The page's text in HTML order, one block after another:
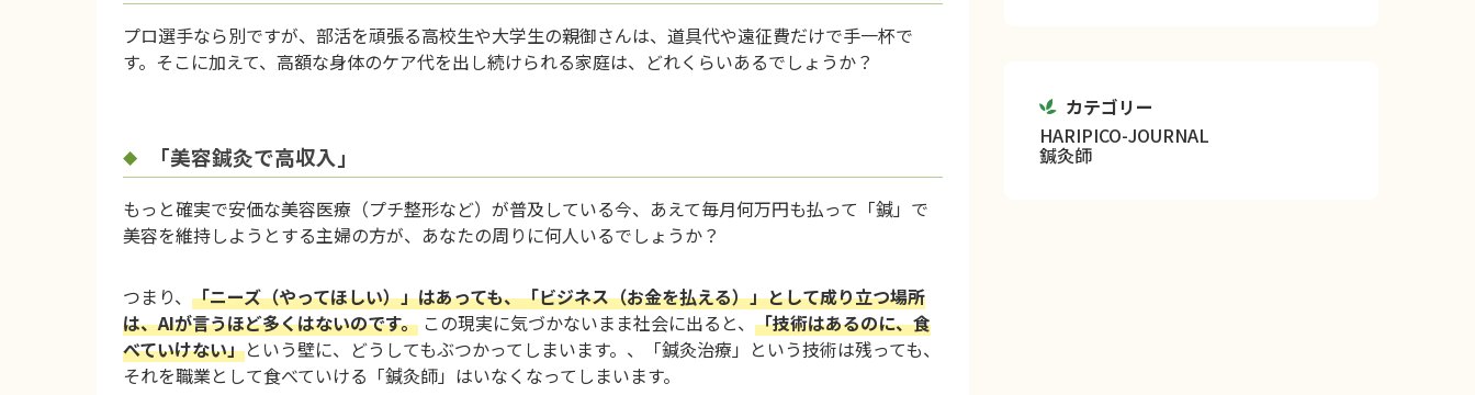
プロ選手なら別ですが、部活を頑張る高校生や大学生の親御さんは、道具代や遠征費だけで手一杯で
す。そこに加えて、高額な身体のケア代を出し続けられる家庭は、どれくらいあるでしょうか？
「美容鍼灸で高収入」
もっと確実で安価な美容医療（プチ整形など）が普及している今、あえて毎月何万円も払って「鍼」で
美容を維持しようとする主婦の方が、あなたの周りに何人いるでしょうか？
つまり、 「ニーズ（やってほしい）」はあっても、「ビジネス（お金を払える）」として成り立つ場所
は、AIが言うほど多くはないのです。 この現実に気づかないまま社会に出ると、 「技術はあるのに、食
べていけない」という壁に、どうしてもぶつかってしまいます。、「鍼灸治療」という技術は残っても、
それを職業として食べていける「鍼灸師」はいなくなってしまいます。
カテゴリー
HARIPICO-JOURNAL
鍼灸師